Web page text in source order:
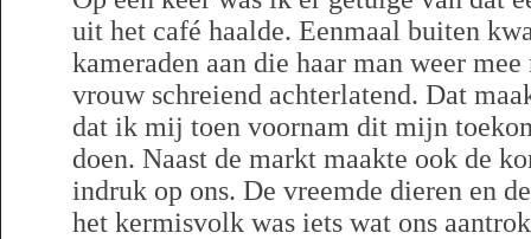
uit het café haalde. Eenmaal buiten
kameraden aan die haar man weer
vrouw schreiend achterlatend. Dat
dat ik mij toen voornam dit mijn
doen. Naast de markt maakte ook de
indruk op ons. De vreemde dieren en
het kermisvolk was iets wat ons aantrok